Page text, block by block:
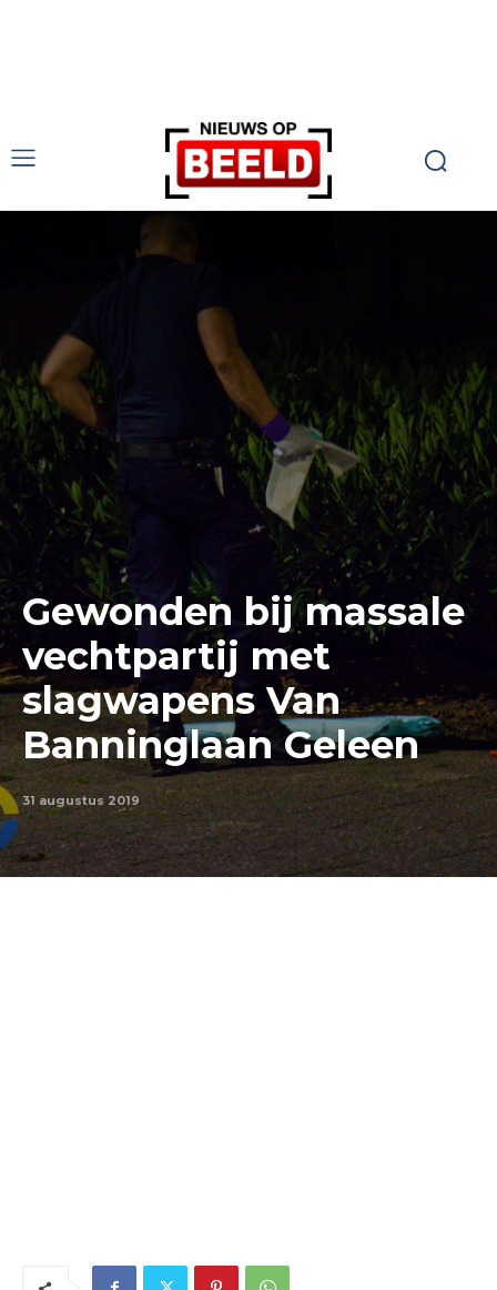
Gewonden bij massale
vechtpartij met
slagwapens Van
Banninglaan Geleen
31 augustus 2019